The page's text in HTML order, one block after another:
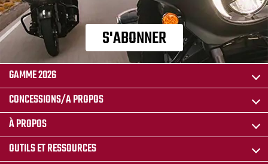
S'ABONNER
GAMME 2026
CONCESSIONS/A PROPOS
À PROPOS
OUTILS ET RESSOURCES